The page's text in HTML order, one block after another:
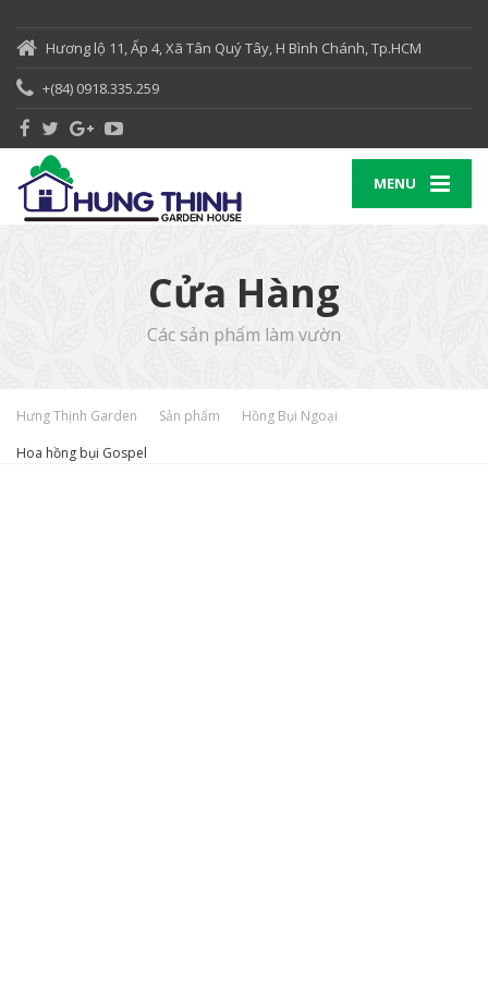
Hương lộ 11, Ấp 4, Xã Tân Quý Tây, H Bình Chánh, Tp.HCM
+(84) 0918.335.259
MENU
Cửa Hàng
Các sản phẩm làm vườn
Hưng Thịnh Garden Sản phẩm
Hồng Bụi Ngoại
Hoa hồng bụi Gospel